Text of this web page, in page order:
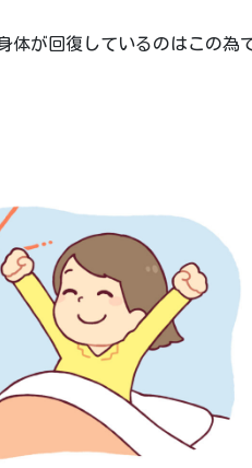
体が回復しているのはこの為